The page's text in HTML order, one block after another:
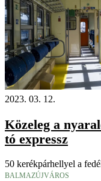
2023. 03. 12.
Közeleg a
tó expressz
50 kerékpárhellyel a
BALMAZÚJVÁROS